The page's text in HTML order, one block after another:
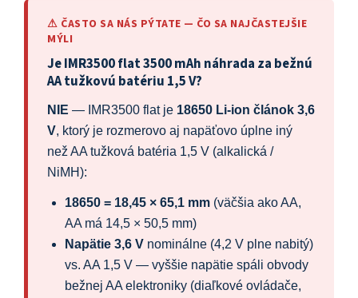
⚠ ČASTO SA NÁS PÝTATE — ČO SA NAJČASTEJŠIE
MÝLI
Je IMR3500 flat 3500 mAh náhrada za bežnú
AA tužkovú batériu 1,5 V?
NIE — IMR3500 flat je 18650 Li-ion článok 3,6
V, ktorý je rozmerovo aj napäťovo úplne iný
než AA tužková batéria 1,5 V (alkalická /
NiMH):
18650 = 18,45 × 65,1 mm (väčšia ako AA,
AA má 14,5 × 50,5 mm)
Napätie 3,6 V nominálne (4,2 V plne nabitý)
vs. AA 1,5 V — vyššie napätie spáli obvody
bežnej AA elektroniky (diaľkové ovládače,